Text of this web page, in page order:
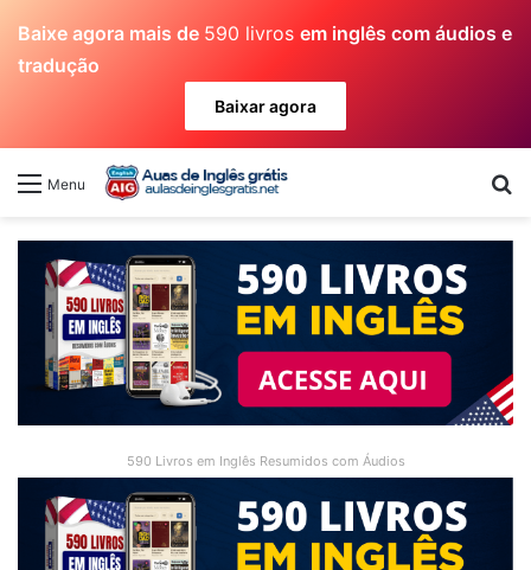
Baixe agora mais de 590 livros em inglês com áudios e
tradução
Baixar agora
Menu
590 Livros em Inglês Resumidos com Áudios